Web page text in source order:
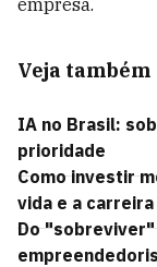
empresa.
Veja também
IA no Brasil:
prioridade
Como investir
vida e a carreira
Do